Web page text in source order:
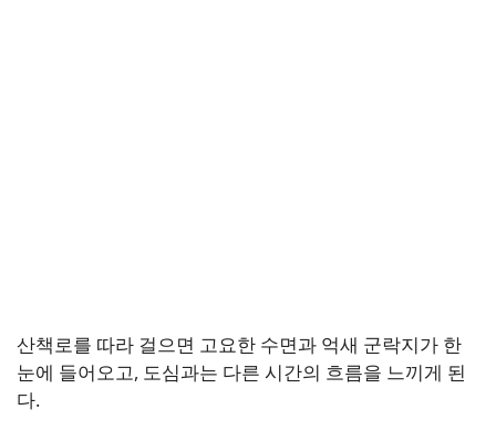
산책로를 따라 걸으면 고요한 수면과 억새 군락지가 한
눈에 들어오고, 도심과는 다른 시간의 흐름을 느끼게 된
다.